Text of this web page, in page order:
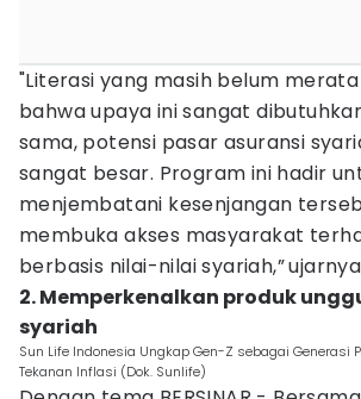
"Literasi yang masih belum
bahwa upaya ini sangat
sama, potensi pasar asuransi
sangat besar. Program ini hadir
menjembatani kesenjangan
membuka akses masyarakat
berbasis nilai-nilai syariah,”
2. Memperkenalkan produk
syariah
Sun Life Indonesia Ungkap Gen-Z sebagai Generasi
Tekanan Inflasi (Dok. Sunlife)